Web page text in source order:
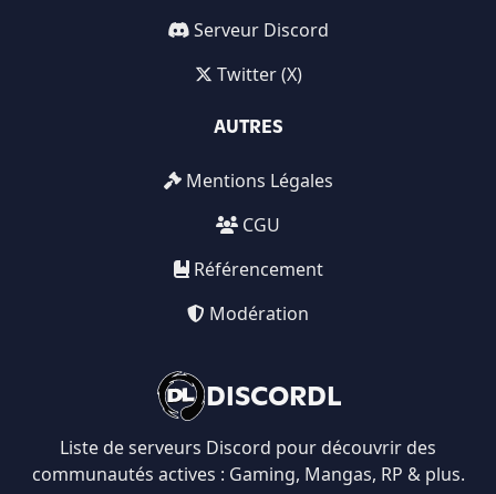
DISCORDL
Liste de serveurs Discord pour découvrir des
communautés actives : Gaming, Mangas, RP & plus.
Serveur Discord
Twitter (X)
AUTRES
Mentions Légales
CGU
Référencement
Modération